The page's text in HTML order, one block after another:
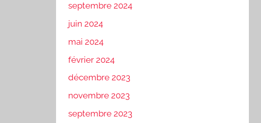
septembre 2024
juin 2024
mai 2024
février 2024
décembre 2023
novembre 2023
septembre 2023